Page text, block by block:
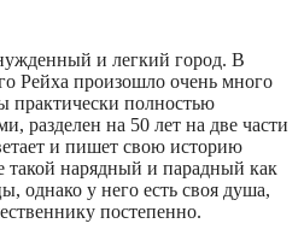
и легкий город. В
Рейха произошло очень много
практически полностью
разделен на 50 лет на две части
и пишет свою историю
такой нарядный и парадный как
однако у него есть своя душа,
постепенно.